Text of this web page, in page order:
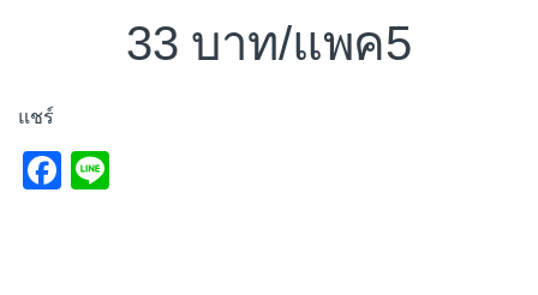
33 /แพค5
แชร์
F